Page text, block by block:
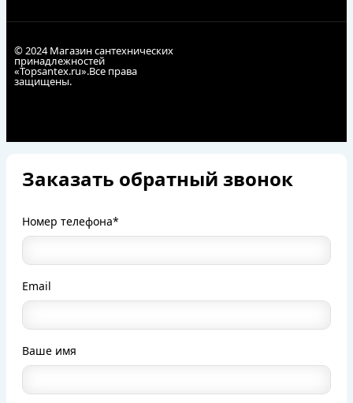
© 2024 Магазин сантехнических
принадлежностей
«Topsantex.ru».Все права
защищены.
Заказать обратный звонок
Номер телефона*
Email
Ваше имя